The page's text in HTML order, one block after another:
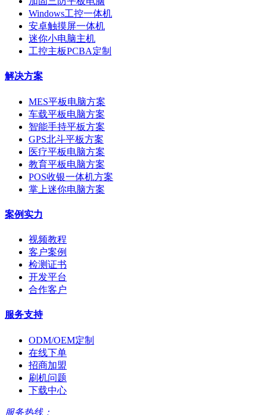
Windows工控一体机
安卓触摸屏一体机
迷你小电脑主机
工控主板PCBA定制
解决方案
MES平板电脑方案
车载平板电脑方案
智能手持平板方案
GPS北斗平板方案
医疗平板电脑方案
教育平板电脑方案
POS收银一体机方案
掌上迷你电脑方案
案例实力
视频教程
客户案例
检测证书
开发平台
合作客户
服务支持
ODM/OEM定制
在线下单
招商加盟
刷机问题
下载中心
服务热线：